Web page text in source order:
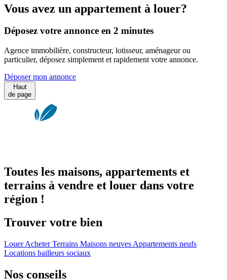
Vous avez un appartement à louer?
Déposez votre annonce en 2 minutes
Agence immobilière, constructeur, lotisseur, aménageur ou
particulier, déposez simplement et rapidement votre annonce.
Déposer mon annonce
Haut
de page
Toutes les maisons, appartements et
terrains à vendre et louer dans votre
région !
Trouver votre bien
LouerAcheterTerrains Maisons neuves Appartements neufs
Locations bailleurs sociaux
Nos conseils